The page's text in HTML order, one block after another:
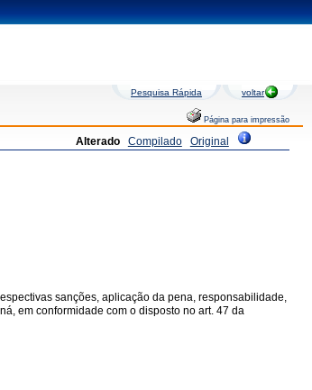
Pesquisa Rápida voltar
Página para impressão
Alterado Compilado Original
sanções, aplicação da pena, responsabilidade,
em conformidade com o disposto no art. 47 da